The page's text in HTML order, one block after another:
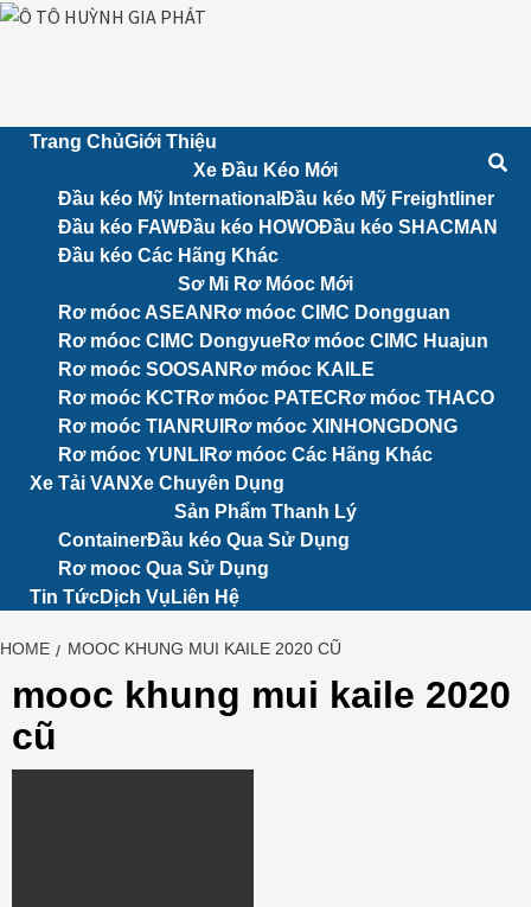
Trang ChủGiới Thiệu
Xe Đầu Kéo Mới
Đầu kéo Mỹ International Đầu kéo Mỹ Freightliner
Đầu kéo FAWĐầu kéo HOWOĐầu kéo SHACMAN
Đầu kéo Các Hãng Khác
Sơ Mi Rơ Móoc Mới
Rơ móoc ASEAN Rơ móoc CIMC Dongguan
Rơ móoc CIMC DongyueRơ móoc CIMC Huajun
Rơ moóc SOOSAN Rơ móoc KAILE
Rơ moóc KCTRơ móoc PATEC Rơ móoc THACO
Rơ moóc TIANRUI Rơ móoc XINHONGDONG
Rơ móoc YUNLI Rơ móoc Các Hãng Khác
Xe Tải VANXe Chuyên Dụng
Sản Phẩm Thanh Lý
ContainerĐầu kéo Qua Sử Dụng
Rơ mooc Qua Sử Dụng
Tin TứcDịch Vụ Liên Hệ
HOME MOOC KHUNG MUI KAILE 2020 CŨ
mooc khung mui kaile 2020
cũ